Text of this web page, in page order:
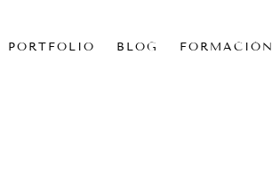
PORTFOLIO BLOG FORMACIÓN